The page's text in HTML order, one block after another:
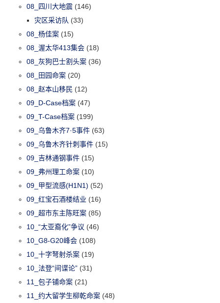
08_四川大地震 (146)
灾区采访队 (33)
08_杨佳案 (15)
08_渥太华413集会 (18)
08_灰狗巴士割头案 (36)
08_田园命案 (20)
08_赵本山移民 (12)
09_D-Case档案 (47)
09_T-Case档案 (199)
09_乌鲁木齐7·5事件 (63)
09_乌鲁木齐针刺事件 (15)
09_吉林通钢事件 (15)
09_弗州理工命案 (10)
09_甲型流感(H1N1) (52)
09_红宝石酒楼结业 (16)
09_超市东主陈旺案 (85)
10_“太亚裔化”争议 (46)
10_G8-G20峰会 (108)
10_十字弩射杀案 (19)
10_法登“间谍论” (31)
11_包子铺命案 (21)
11_约大留学生柳乾命案 (48)